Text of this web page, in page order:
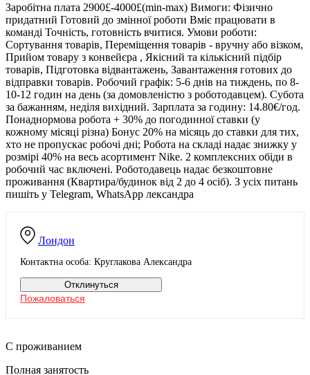
Лондон
Контактна особа: Круглакова Александра
Отклинуться
Пожаловаться
Заробітна плата 2900£-4000£(min-max) Вимоги: Фізично
придатний ️Готовий до змінної роботи Вміє працювати в
команді Точність, готовність вчитися. Умови роботи:
Сортування товарів, Переміщення товарів - вручну або візком,
Прийом товару з конвейєра , Якісний та кількісний підбір
товарів, Підготовка відвантажень, Завантаження готових до
відправки товарів. Робочий графік: 5-6 днів на тиждень, по 8-
10-12 годин на день (за домовленістю з роботодавцем). Субота
за бажанням, неділя вихідний. Зарплата за годину: 14.80€/год.
Понаднормова робота + 30% до погодинної ставки (у
кожному місяці різна) Бонус 20% на місяць до ставки для тих,
хто не пропускає робочі дні; Робота на складі надає знижку у
розмірі 40% на весь асортимент Nike. 2 комплексних обіди в
робочий час включені. Роботодавець надає безкоштовне
проживання (Квартира/будинок від 2 до 4 осіб). З усіх питань
пишіть у Telegram, WhatsApp лександра
С проживанием
Полная занятость